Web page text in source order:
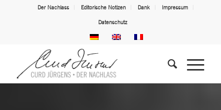
Der Nachlass Editorische Notizen Dank Impressum
Datenschutz